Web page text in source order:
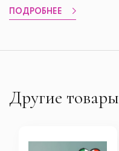
ПОДРОБНЕЕ
Другие товары